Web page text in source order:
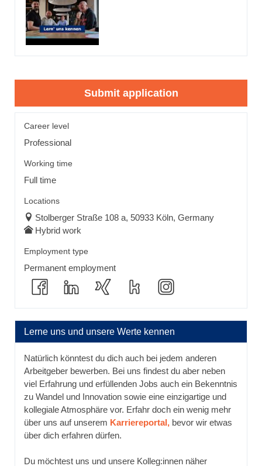
Submit application
Career level
Professional
Working time
Full time
Locations
Stolberger Straße 108 a, 50933 Köln, Germany
Hybrid work
Employment type
Permanent employment
Lerne uns und unsere Werte kennen
Natürlich könntest du dich auch bei jedem anderen
Arbeitgeber bewerben. Bei uns findest du aber neben
viel Erfahrung und erfüllenden Jobs auch ein Bekenntnis
zu Wandel und Innovation sowie eine einzigartige und
kollegiale Atmosphäre vor. Erfahr doch ein wenig mehr
über uns auf unserem Karriereportal, bevor wir etwas
über dich erfahren dürfen.
Du möchtest uns und unsere Kolleg:innen näher